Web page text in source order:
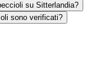
su Sitterlandia?
sono verificati?